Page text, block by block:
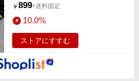
￥ 899+送料固定
10.0%
ストアにすすむ